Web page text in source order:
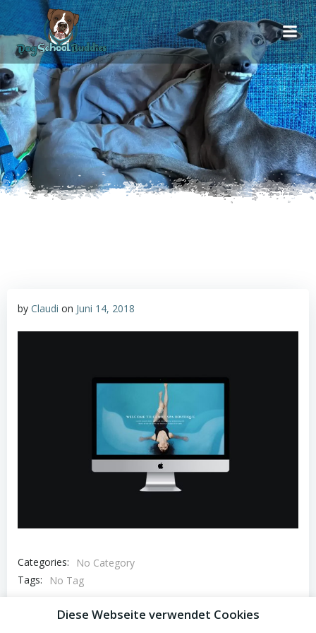
springen
Zum
Inhalt
springen
by Claudi on Juni 14, 2018
Categories:
No Category
Tags:
No Tag
Post
Previous postDiese Webseite verwendet Cookies